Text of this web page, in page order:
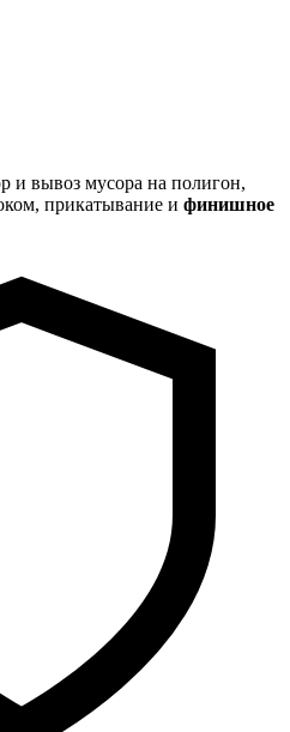
и вывоз мусора на полигон,
прикатывание и финишное